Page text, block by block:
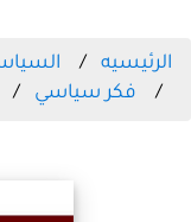
الرئيسيه
فكر سياسي